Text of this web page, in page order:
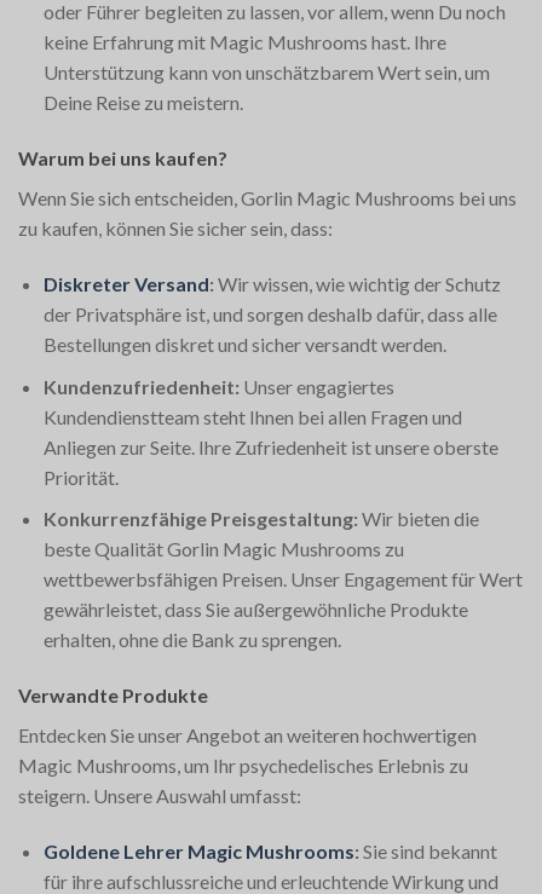
oder Führer begleiten zu lassen, vor allem, wenn Du noch
keine Erfahrung mit Magic Mushrooms hast. Ihre
Unterstützung kann von unschätzbarem Wert sein, um
Deine Reise zu meistern.
Warum bei uns kaufen?
Wenn Sie sich entscheiden, Gorlin Magic Mushrooms bei uns
zu kaufen, können Sie sicher sein, dass:
Diskreter Versand: Wir wissen, wie wichtig der Schutz
der Privatsphäre ist, und sorgen deshalb dafür, dass alle
Bestellungen diskret und sicher versandt werden.
Kundenzufriedenheit: Unser engagiertes
Kundendienstteam steht Ihnen bei allen Fragen und
Anliegen zur Seite. Ihre Zufriedenheit ist unsere oberste
Priorität.
Konkurrenzfähige Preisgestaltung: Wir bieten die
beste Qualität Gorlin Magic Mushrooms zu
wettbewerbsfähigen Preisen. Unser Engagement für Wert
gewährleistet, dass Sie außergewöhnliche Produkte
erhalten, ohne die Bank zu sprengen.
Verwandte Produkte
Entdecken Sie unser Angebot an weiteren hochwertigen
Magic Mushrooms, um Ihr psychedelisches Erlebnis zu
steigern. Unsere Auswahl umfasst:
Goldene Lehrer Magic Mushrooms: Sie sind bekannt
für ihre aufschlussreiche und erleuchtende Wirkung und